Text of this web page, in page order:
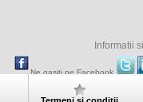
Informatii
Ne gasiti pe Facebook